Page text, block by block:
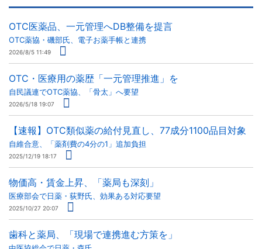
OTC医薬品、一元管理へDB整備を提言
OTC薬協・磯部氏、電子お薬手帳と連携
2026/8/5 11:49
OTC・医療用の薬歴「一元管理推進」を
自民議連でOTC薬協、「骨太」へ要望
2026/5/18 19:07
【速報】OTC類似薬の給付見直し、77成分1100品目対象
自維合意、「薬剤費の4分の1」追加負担
2025/12/19 18:17
物価高・賃金上昇、「薬局も深刻」
医療部会で日薬・荻野氏、効果ある対応要望
2025/10/27 20:07
歯科と薬局、「現場で連携進む方策を」